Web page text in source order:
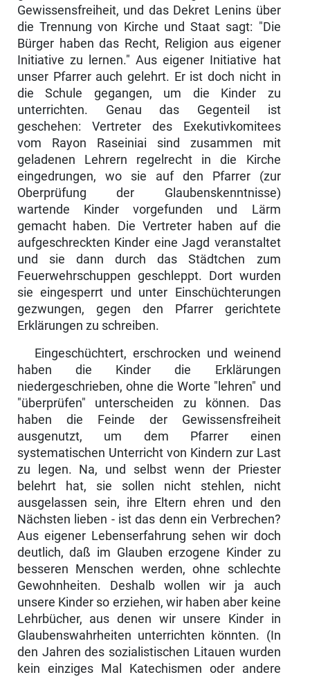
Gewissensfreiheit, und das Dekret Lenins über
die Tren­nung von Kirche und Staat sagt: "Die
Bürger haben das Recht, Religion aus eigener
Initiative zu lernen." Aus eigener Initiative hat
unser Pfarrer auch gelehrt. Er ist doch nicht in
die Schule gegangen, um die Kinder zu
unterrichten. Genau das Gegenteil ist
geschehen: Vertre­ter des Exekutivkomitees
vom Rayon Raseiniai sind zu­sammen mit
geladenen Lehrern regelrecht in die Kirche
eingedrungen, wo sie auf den Pfarrer (zur
Oberprüfung der Glaubenskenntnisse)
wartende Kinder vorgefunden und Lärm
gemacht haben. Die Vertreter haben auf die
aufge­schreckten Kinder eine Jagd veranstaltet
und sie dann durch das Städtchen zum
Feuerwehrschuppen geschleppt. Dort wurden
sie eingesperrt und unter Einschüchterungen
gezwungen, gegen den Pfarrer gerichtete
Erklärungen zu schreiben.
Eingeschüchtert, erschrocken und weinend
haben die Kinder die Erklärungen
niedergeschrieben, ohne die Worte "lehren" und
"überprüfen" unterscheiden zu können. Das
haben die Feinde der Gewissensfreiheit
ausgenutzt, um dem Pfarrer einen
systematischen Unterricht von Kindern zur Last
zu legen. Na, und selbst wenn der Priester
belehrt hat, sie sollen nicht stehlen, nicht
ausgelassen sein, ihre Eltern ehren und den
Nächsten lieben - ist das denn ein Ver­brechen?
Aus eigener Lebenserfahrung sehen wir doch
deut­lich, daß im Glauben erzogene Kinder zu
besseren Men­schen werden, ohne schlechte
Gewohnheiten. Deshalb wollen wir ja auch
unsere Kinder so erziehen, wir haben aber keine
Lehrbücher, aus denen wir unsere Kinder in
Glau­benswahrheiten unterrichten könnten. (In
den Jahren des sozialistischen Litauen wurden
kein einziges Mal Kate­chismen oder andere